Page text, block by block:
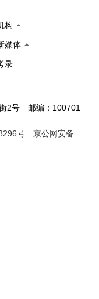
构
媒体
录
街2号 邮编：100701
号
京公网安备